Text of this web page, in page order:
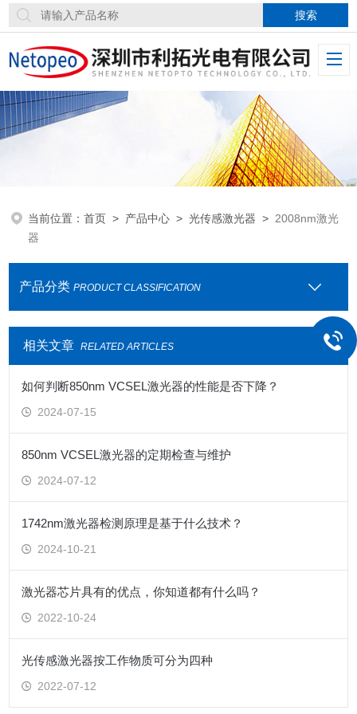
当前位置：首页 > 产品中心 >光传感激光器 > 2008nm激光
器
产品分类 PRODUCT CLASSIFICATION
相关文章 RELATED ARTICLES
如何判断850nm VCSEL激光器的性能是否下降？
2024-07-15
850nm VCSEL激光器的定期检查与维护
2024-07-12
1742nm激光器检测原理是基于什么技术？
2024-10-21
激光器芯片具有的优点，你知道都有什么吗？
2022-10-24
光传感激光器按工作物质可分为四种
2022-07-12